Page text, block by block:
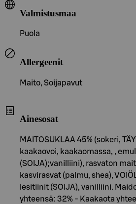
Valmistusmaa
Puola
Allergeenit
Maito, Soijapavut
Ainesosat
MAITOSUKLAA 45% (sokeri,
kaakaovoi, kaakaomassa, ,
(SOIJA);vanilliini), rasvaton
kasvirasvat (palmu, shea),
lesitiinit (SOIJA), vanilliini.
yhteensä: 32% - Kaakaota